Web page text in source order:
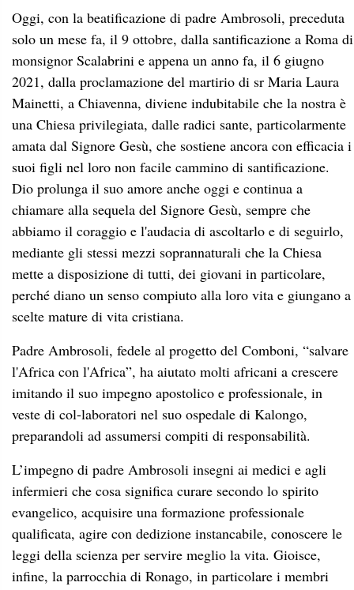
Oggi, con la beatificazione di padre Ambrosoli, preceduta
solo un mese fa, il 9 ottobre, dalla santificazione a Roma di
monsignor Scalabrini e appena un anno fa, il 6 giugno
2021, dalla proclamazione del martirio di sr Maria Laura
Mainetti, a Chiavenna, diviene indubitabile che la nostra è
una Chiesa privilegiata, dalle radici sante, particolarmente
amata dal Signore Gesù, che sostiene ancora con efficacia i
suoi figli nel loro non facile cammino di santificazione.
Dio prolunga il suo amore anche oggi e continua a
chiamare alla sequela del Signore Gesù, sempre che
abbiamo il coraggio e l'audacia di ascoltarlo e di seguirlo,
mediante gli stessi mezzi soprannaturali che la Chiesa
mette a disposizione di tutti, dei giovani in particolare,
perché diano un senso compiuto alla loro vita e giungano a
scelte mature di vita cristiana.
Padre Ambrosoli, fedele al progetto del Comboni, “salvare
l'Africa con l'Africa”, ha aiutato molti africani a crescere
imitando il suo impegno apostolico e professionale, in
veste di col-laboratori nel suo ospedale di Kalongo,
preparandoli ad assumersi compiti di responsabilità.
L’impegno di padre Ambrosoli insegni ai medici e agli
infermieri che cosa significa curare secondo lo spirito
evangelico, acquisire una formazione professionale
qualificata, agire con dedizione instancabile, conoscere le
leggi della scienza per servire meglio la vita. Gioisce,
infine, la parrocchia di Ronago, in particolare i membri